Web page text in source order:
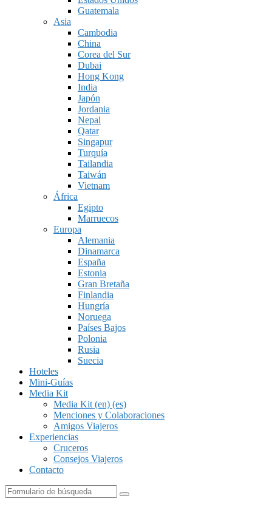
Guatemala
Asia
Cambodia
China
Corea del Sur
Dubai
Hong Kong
India
Japón
Jordania
Nepal
Qatar
Singapur
Turquía
Tailandia
Taiwán
Vietnam
África
Egipto
Marruecos
Europa
Alemania
Dinamarca
España
Estonia
Gran Bretaña
Finlandia
Hungría
Noruega
Países Bajos
Polonia
Rusia
Suecia
Hoteles
Mini-Guías
Media Kit
Media Kit (en) (es)
Menciones y Colaboraciones
Amigos Viajeros
Experiencias
Cruceros
Consejos Viajeros
Contacto
Buscar